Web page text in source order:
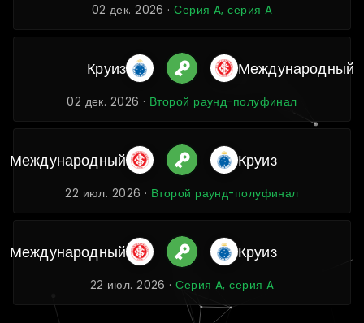
02 дек. 2026 ·Серия A, серия A
Круиз Международный
02 дек. 2026 · Второй раунд-полуфинал
Международный Круиз
22 июл. 2026 · Второй раунд-полуфинал
Международный Круиз
22 июл. 2026 ·Серия A, серия A